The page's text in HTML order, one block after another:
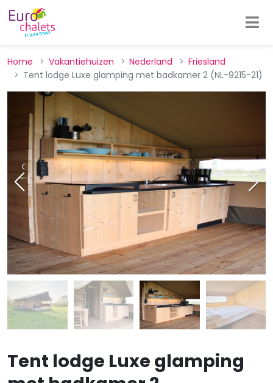
Home Vakantiehuizen Nederland
Friesland
Tent lodge Luxe glamping met badkamer 2 (NL-9215-21)
Tent lodge Luxe glamping